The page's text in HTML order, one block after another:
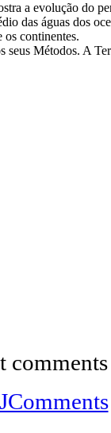
a evolução do
das águas dos
os continentes.
seus Métodos. A
comments
JComments